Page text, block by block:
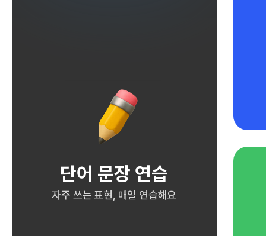
단어 문장 연습
자주 쓰는 표현, 매일 연습해요